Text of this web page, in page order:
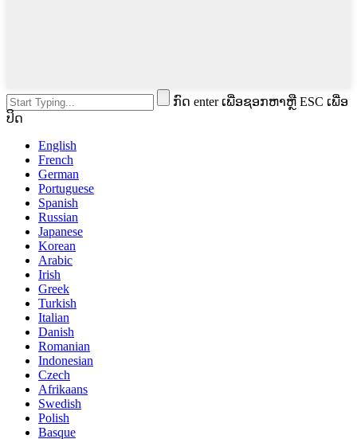
ກົດ enter ເພື່ອຊອກຫາຫຼື ESC ເພື່ອ
ປິດ
English
French
German
Portuguese
Spanish
Russian
Japanese
Korean
Arabic
Irish
Greek
Turkish
Italian
Danish
Romanian
Indonesian
Czech
Afrikaans
Swedish
Polish
Basque